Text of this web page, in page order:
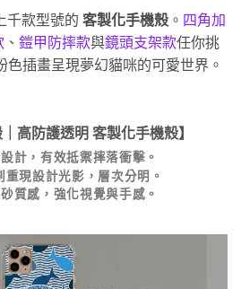
千款型號的 客製化手機殼 。 四角加
、 鎧甲防摔款與鏡頭支架款任你挑
色插畫呈現夢幻貓咪的可愛世界。
｜高防護透明 客製化手機殼】
計，有效抵禦摔落衝擊。
現設計光影，層次分明。
質感，強化視覺與手感。